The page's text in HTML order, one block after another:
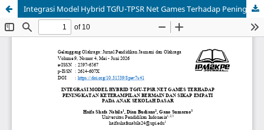
Integrasi Model Hybrid TGfU-TPSR Net Games Terhadap Peningkatan Keterampilan Bermain dan Sikap Empati pada Anak Sekolah Dasar